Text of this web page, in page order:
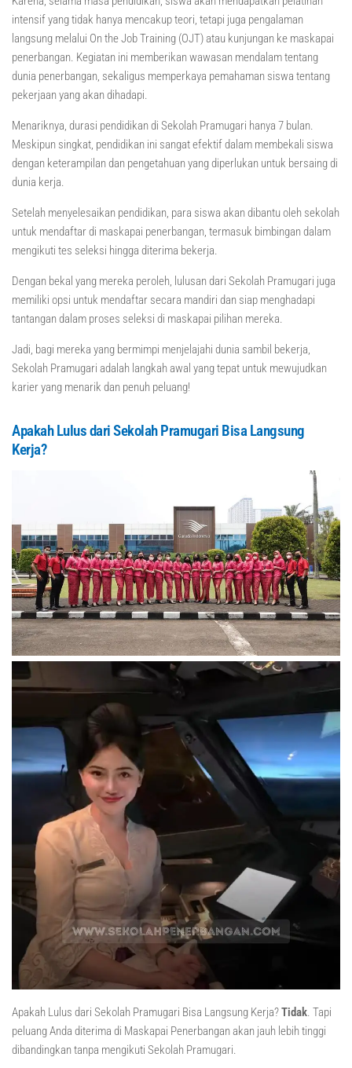
intensif yang tidak hanya mencakup teori, tetapi juga pengalaman
langsung melalui On the Job Training (OJT) atau kunjungan ke maskapai
penerbangan. Kegiatan ini memberikan wawasan mendalam tentang
dunia penerbangan, sekaligus memperkaya pemahaman siswa tentang
pekerjaan yang akan dihadapi.
Menariknya, durasi pendidikan di Sekolah Pramugari hanya 7 bulan.
Meskipun singkat, pendidikan ini sangat efektif dalam membekali siswa
dengan keterampilan dan pengetahuan yang diperlukan untuk bersaing di
dunia kerja.
Setelah menyelesaikan pendidikan, para siswa akan dibantu oleh sekolah
untuk mendaftar di maskapai penerbangan, termasuk bimbingan dalam
mengikuti tes seleksi hingga diterima bekerja.
Dengan bekal yang mereka peroleh, lulusan dari Sekolah Pramugari juga
memiliki opsi untuk mendaftar secara mandiri dan siap menghadapi
tantangan dalam proses seleksi di maskapai pilihan mereka.
Jadi, bagi mereka yang bermimpi menjelajahi dunia sambil bekerja,
Sekolah Pramugari adalah langkah awal yang tepat untuk mewujudkan
karier yang menarik dan penuh peluang!
Apakah Lulus dari Sekolah Pramugari Bisa Langsung
Kerja?
Apakah Lulus dari Sekolah Pramugari Bisa Langsung Kerja?Tidak . Tapi
peluang Anda diterima di Maskapai Penerbangan akan jauh lebih tinggi
dibandingkan tanpa mengikuti Sekolah Pramugari.